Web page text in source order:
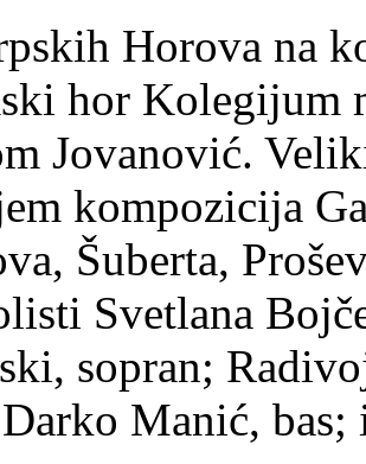
Horova na
hor Kolegijum
Jovanović.
kompozicija
Šuberta,
Svetlana
sopran;
Manić,